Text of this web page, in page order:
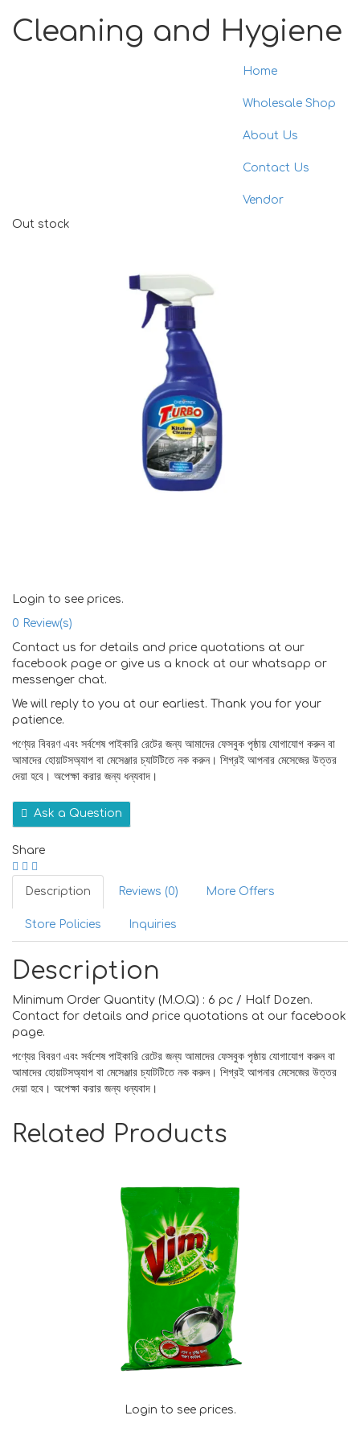
Cleaning and Hygiene
Home
Wholesale Shop
About Us
Contact Us
Vendor
Out stock
Login to see prices.
0 Review(s)
Contact us for details and price quotations at our
facebook page or give us a knock at our whatsapp or
messenger chat.
We will reply to you at our earliest. Thank you for your
patience.
পণ্যের বিবরণ এবং সর্বশেষ পাইকারি রেটের জন্য আমাদের ফেসবুক পৃষ্ঠায় যোগাযোগ করুন বা
আমাদের হোয়াটসঅ্যাপ বা মেসেঞ্জার চ্যাটটিতে নক করুন। শিগ্রই আপনার মেসেজের উত্তর
দেয়া হবে। অপেক্ষা করার জন্য ধন্যবাদ।
Ask a Question
Share
Description Reviews (0) More Offers
Store Policies Inquiries
Description
Minimum Order Quantity (M.O.Q) : 6 pc / Half Dozen.
Contact for details and price quotations at our facebook
page.
পণ্যের বিবরণ এবং সর্বশেষ পাইকারি রেটের জন্য আমাদের ফেসবুক পৃষ্ঠায় যোগাযোগ করুন বা
আমাদের হোয়াটসঅ্যাপ বা মেসেঞ্জার চ্যাটটিতে নক করুন। শিগ্রই আপনার মেসেজের উত্তর
দেয়া হবে। অপেক্ষা করার জন্য ধন্যবাদ।
Related Products
Login to see prices.